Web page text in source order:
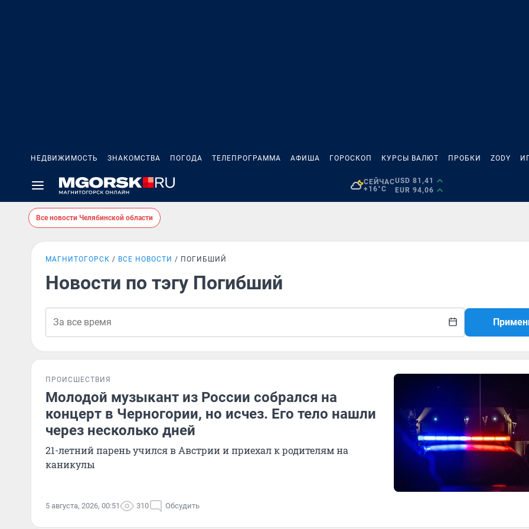
НЕДВИЖИМОСТЬ ЗНАКОМСТВА ПОГОДА ТЕЛЕПРОГРАММА АФИША ГОРОСКОП КУРСЫ ВАЛЮТ ПРОБКИ ZODY
СЕЙЧАС
+16°C
USD 81,41
EUR 94,06
Все новости Челябинской области
МАГНИТОГОРСК ВСЕ НОВОСТИ ПОГИБШИЙ
Новости по тэгу Погибший
ПРОИСШЕСТВИЯ
Молодой музыкант из России собрался на
концерт в Черногории, но исчез. Его тело нашли
через несколько дней
21-летний парень учился в Австрии и приехал к родителям на
каникулы
5 августа, 2026, 00:51 310 Обсудить